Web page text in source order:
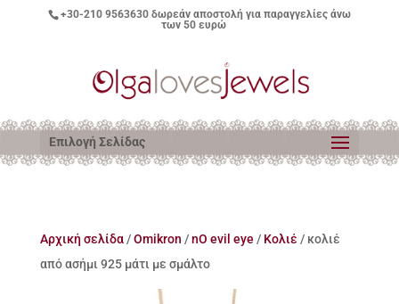
+30-210 9563630δωρεάν αποστολή για παραγγελίες άνω
των 50 ευρώ
Επιλογή Σελίδας
Αρχική σελίδα/Omikron /nO evil eye / Κολιέ / κολιέ
από ασήμι 925 μάτι με σμάλτο